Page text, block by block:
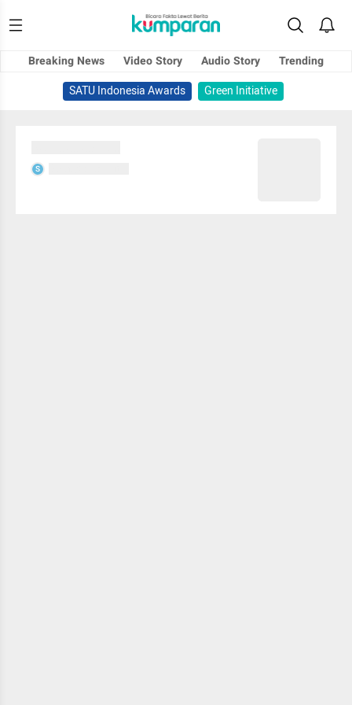
Breaking News Video Story Audio Story
Trending
SATU Indonesia Awards
Green Initiative
S